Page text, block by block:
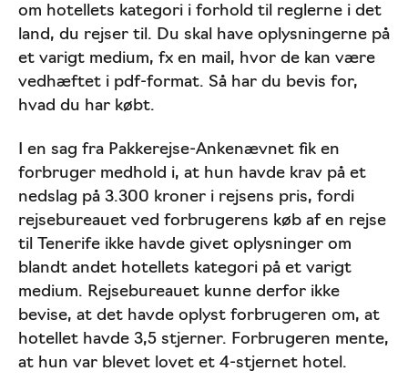
om hotellets kategori i forhold til reglerne i det
land, du rejser til. Du skal have oplysningerne på
et varigt medium, fx en mail, hvor de kan være
vedhæftet i pdf-format. Så har du bevis for,
hvad du har købt.
I en sag fra Pakkerejse-Ankenævnet fik en
forbruger medhold i, at hun havde krav på et
nedslag på 3.300 kroner i rejsens pris, fordi
rejsebureauet ved forbrugerens køb af en rejse
til Tenerife ikke havde givet oplysninger om
blandt andet hotellets kategori på et varigt
medium. Rejsebureauet kunne derfor ikke
bevise, at det havde oplyst forbrugeren om, at
hotellet havde 3,5 stjerner. Forbrugeren mente,
at hun var blevet lovet et 4-stjernet hotel.